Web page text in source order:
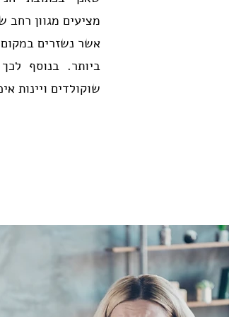
מציעים מגוון רחב
אשר נשזרים
ביותר. בנוסף
שוקולדים ויינות